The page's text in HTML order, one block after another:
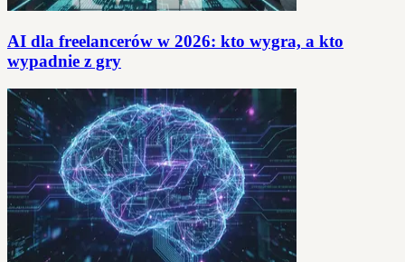
AI dla freelancerów w 2026: kto wygra, a kto
wypadnie z gry